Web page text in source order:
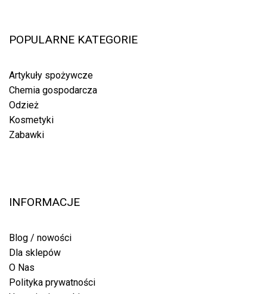
POPULARNE KATEGORIE
Artykuły spożywcze
Chemia gospodarcza
Odzież
Kosmetyki
Zabawki
INFORMACJE
Blog / nowości
Dla sklepów
O Nas
Polityka prywatności